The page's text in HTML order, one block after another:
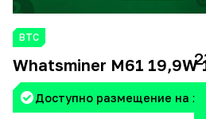
BTC
Whatsminer M61 19,9W
Доступно размещение на